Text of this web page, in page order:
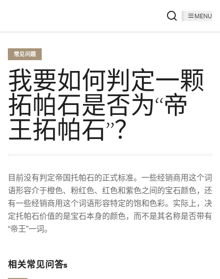
MENU
常见问题
我要如何判定一颗
拓帕石是否为“帝
王拓帕石”？
目前没有判定帝国托帕石的正式标准。一些经销商用这个词
语形容介于橙色、粉红色、红色和紫色之间的宝石颜色，还
有一些经销商用这个词语形容特定的饱和色彩。实际上，决
定托帕石价值的是宝石本身的颜色，而不是其名称是否带有
“帝王”一词。
相关常见问答s